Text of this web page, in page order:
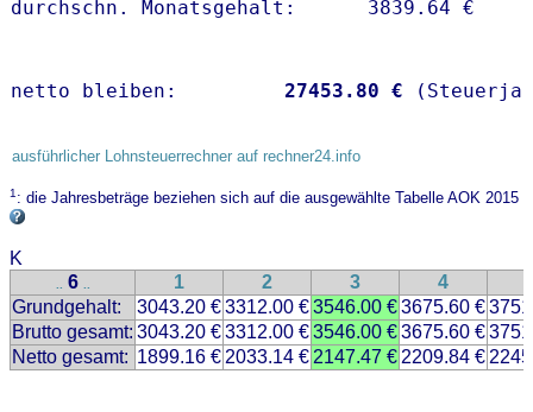
netto bleiben: 27453.80 €
ausführlicher Lohnsteuerrechner auf rechner24.info
1: die Jahresbeträge beziehen sich auf die ausgewählte Tabelle AOK 2015
K
.. 6 .. 1 2 3 4
Grundgehalt:
3043.20 €3312.00 €3546.00 €3675.60 €
Brutto gesamt: 3043.20 €3312.00 €3546.00 €3675.60 €
Netto gesamt: 1899.16 € 2033.14 € 2147.47 € 2209.84 €